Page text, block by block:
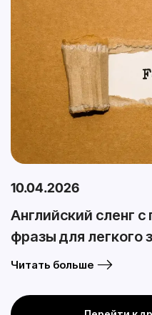
10.04.2026
Английский сленг
фразы для легкого
Читать больше